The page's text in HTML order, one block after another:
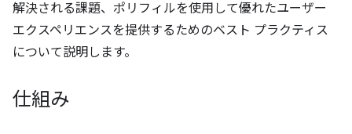
解決される課題、ポリフィルを使用して優れたユーザー
エクスペリエンスを提供するためのベスト プラクティス
について説明します。
仕組み